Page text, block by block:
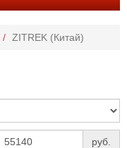
ZITREK (Китай)
руб.